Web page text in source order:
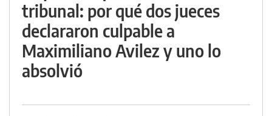
tribunal: por qué dos jueces
declararon culpable a
Maximiliano Avilez y uno lo
absolvió